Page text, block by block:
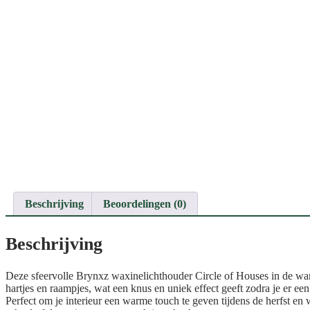
Beschrijving Beoordelingen (0)
Beschrijving
Deze sfeervolle Brynxz waxinelichthouder Circle of Houses in de
hartjes en raampjes, wat een knus en uniek effect geeft zodra je er
Perfect om je interieur een warme touch te geven tijdens de herfst